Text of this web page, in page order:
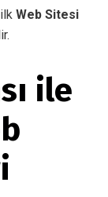
Web Sitesi
ile